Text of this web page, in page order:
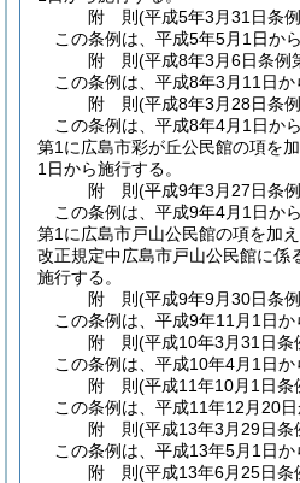
附 則(平成5年3月31日条
この条例は、平成5年5月1日か
附 則(平成8年3月6日条例
この条例は、平成8年3月11日か
附 則(平成8年3月28日条
この条例は、平成8年4月1日か
第1に広島市彩が丘公民館の項を
1日から施行する。
附 則(平成9年3月27日条
この条例は、平成9年4月1日か
第1に広島市戸山公民館の項を加
改正規定中広島市戸山公民館に係
施行する。
附 則(平成9年9月30日条
この条例は、平成9年11月1日か
附 則(平成10年3月31日条
この条例は、平成10年4月1日か
附 則(平成11年10月1日条
この条例は、平成11年12月20日
附 則(平成13年3月29日条
この条例は、平成13年5月1日か
附 則(平成13年6月25日条